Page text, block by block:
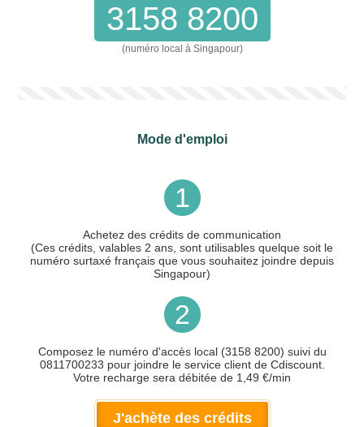
3158 8200
(numéro local à Singapour)
Mode d'emploi
1
Achetez des crédits de communication
(Ces crédits, valables 2 ans, sont utilisables quelque soit le
numéro surtaxé français que vous souhaitez joindre depuis
Singapour)
2
Composez le numéro d'accès local (3158 8200) suivi du
0811700233 pour joindre le service client de Cdiscount.
Votre recharge sera débitée de 1,49 €/min
J'achète des crédits